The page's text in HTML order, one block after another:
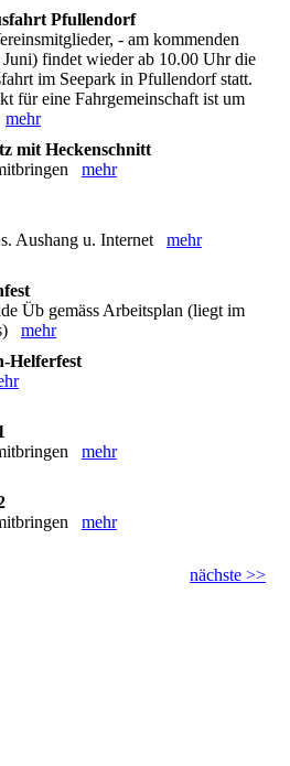
Pfullendorf
- am kommenden
Juni) findet wieder ab 10.00 Uhr die
im Seepark in Pfullendorf statt.
für eine Fahrgemeinschaft ist um
mehr
mit Heckenschnitt
mehr
Aushang u. Internet mehr
Üb gemäss Arbeitsplan (liegt im
mehr
Helferfest
mehr
mehr
nächste >>